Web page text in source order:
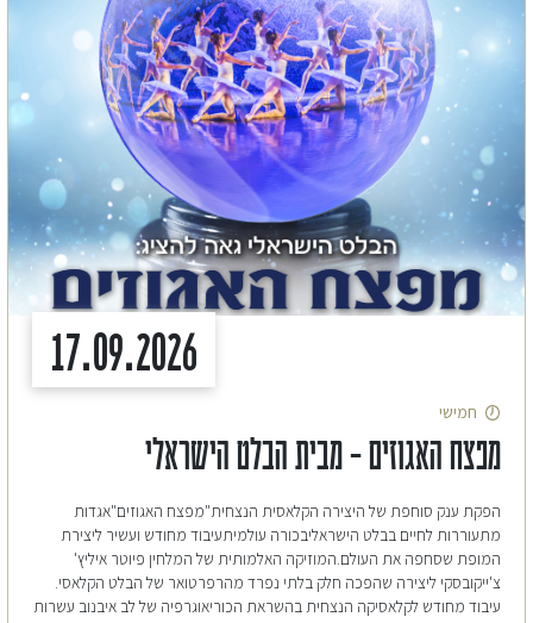
17.09.2026
חמישי
מפצח האגוזים – מבית הבלט הישראלי
הפקת ענק סוחפת של היצירה הקלאסית הנצחית"מפצח האגוזים"אגדות
מתעוררות לחיים בבלט הישראליבכורה עולמיתעיבוד מחודש ועשיר ליצירת
המופת שסחפה את העולם.המוזיקה האלמותית של המלחין פיוטר איליץ'
צ'ייקובסקי ליצירה שהפכה חלק בלתי נפרד מהרפרטואר של הבלט הקלאסי.
עיבוד מחודש לקלאסיקה הנצחית בהשראת הכוריאוגרפיה של לב איבנוב עשרות